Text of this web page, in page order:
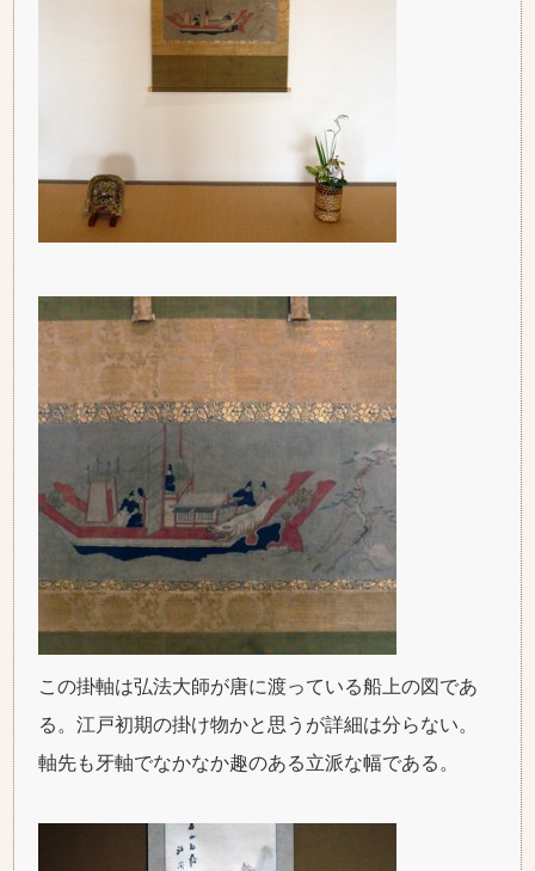
この掛軸は弘法大師が唐に渡っている船上の図であ
る。江戸初期の掛け物かと思うが詳細は分らない。
軸先も牙軸でなかなか趣のある立派な幅である。